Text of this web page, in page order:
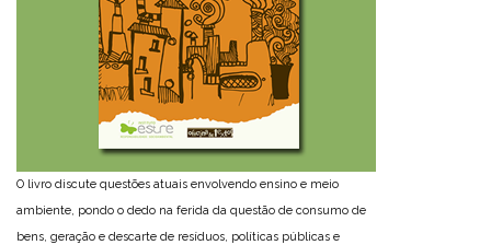
O livro discute questões atuais envolvendo ensino e meio
ambiente, pondo o dedo na ferida da questão de consumo de
bens, geração e descarte de resíduos, políticas públicas e